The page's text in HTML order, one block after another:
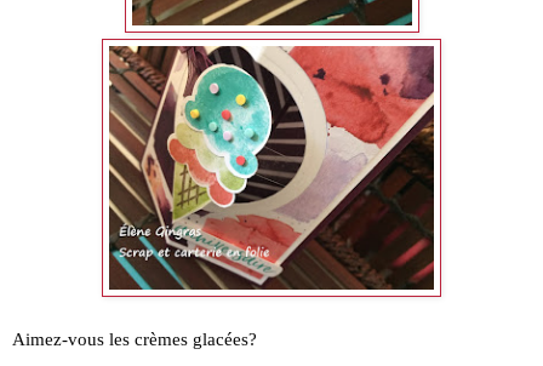
Aimez-vous les crèmes glacées?